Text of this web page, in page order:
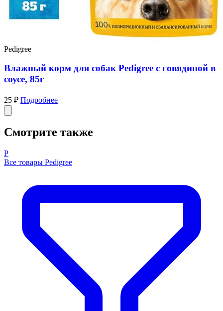
Pedigree
Влажный корм для собак Pedigree с говядиной в
соусе, 85г
25 ₽ Подробнее
Смотрите также
P
Все товары Pedigree